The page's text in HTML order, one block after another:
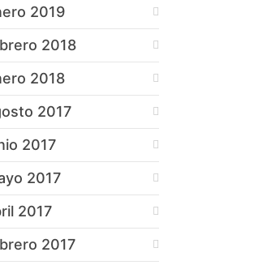
2019
2018
2018
2017
2017
2017
2017
2017